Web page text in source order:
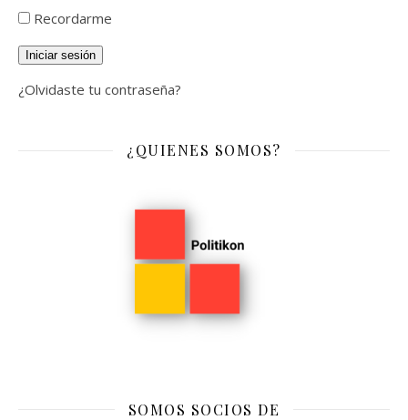
Recordarme
Iniciar sesión
¿Olvidaste tu contraseña?
¿QUIENES SOMOS?
SOMOS SOCIOS DE